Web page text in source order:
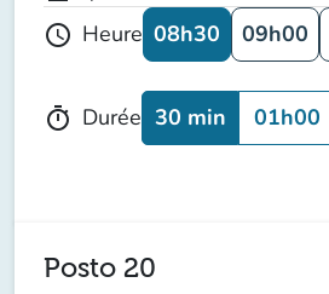
schedule Heure 08h30 09h00
timer Durée 30 min 01h00
Posto 20